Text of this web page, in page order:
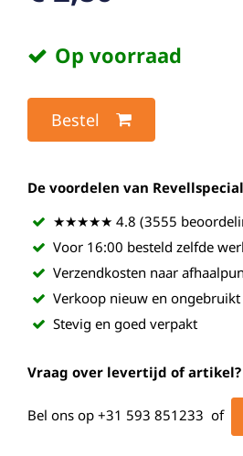
Op voorraad
Bestel
De voordelen van
★★★★★ 4.8 (3555
Voor 16:00 besteld zelfde
Verzendkosten naar
Verkoop nieuw en ongebruikt
Stevig en goed verpakt
Vraag over levertijd of artikel?
Bel ons op +31 593 851233 of